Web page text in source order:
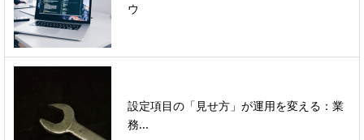
ウ
設定項目の「見せ方」が運用を変える：業
務...